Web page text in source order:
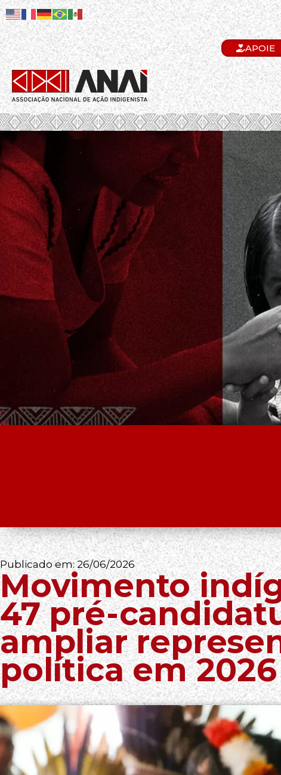
APOIE
.
Publicado em: 26/06/2026
Movimento
47 pré-
ampliar
política em 2026